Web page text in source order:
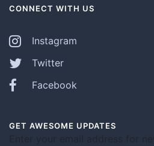
CONNECT WITH US
Instagram
Twitter
Facebook
GET AWESOME UPDATES
Enter your email address for